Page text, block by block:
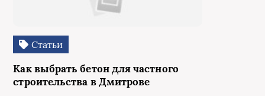
Статьи
Как выбрать бетон для частного
строительства в Дмитрове